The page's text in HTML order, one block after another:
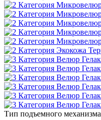
Тип подъемного механизма